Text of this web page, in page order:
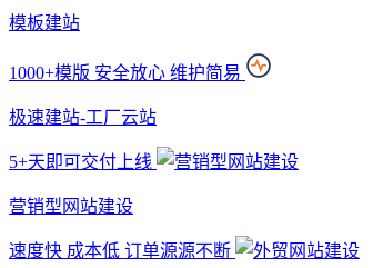
模板建站
1000+模版 安全放心 维护简易
极速建站-工厂云站
5+天即可交付上线
营销型网站建设
速度快 成本低 订单源源不断